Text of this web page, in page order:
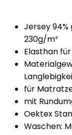
Jersey 94%
230g/m²
Elasthan
für
mit
Oektex
Waschen: